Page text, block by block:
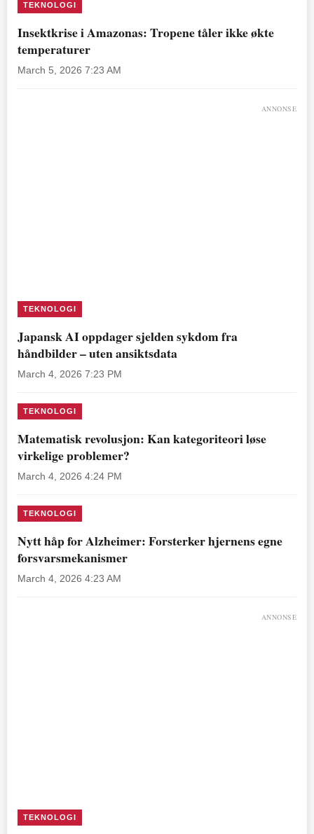
TEKNOLOGI
Insektkrise i Amazonas: Tropene tåler ikke økte
temperaturer
March 5, 2026 7:23 AM
ANNONSE
TEKNOLOGI
Japansk AI oppdager sjelden sykdom fra
håndbilder – uten ansiktsdata
March 4, 2026 7:23 PM
TEKNOLOGI
Matematisk revolusjon: Kan kategoriteori løse
virkelige problemer?
March 4, 2026 4:24 PM
TEKNOLOGI
Nytt håp for Alzheimer: Forsterker hjernens egne
forsvarsmekanismer
March 4, 2026 4:23 AM
ANNONSE
TEKNOLOGI